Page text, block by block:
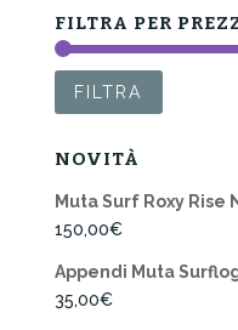
FILTRA PER
FILTRA
NOVITÀ
Muta Surf Roxy Rise
150,00€
Appendi Muta
35,00€